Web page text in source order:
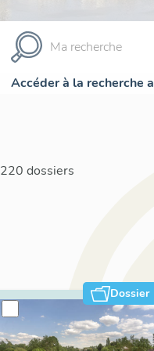
Accéder à la recherche
220 dossiers
Dossier